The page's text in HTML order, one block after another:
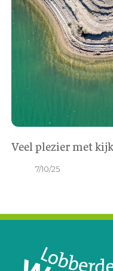
Veel plezier met
7/10/25